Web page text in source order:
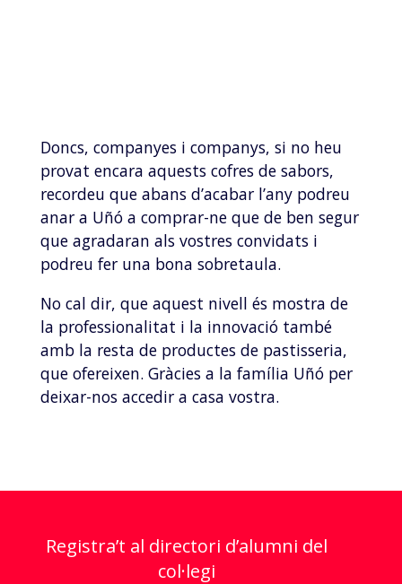
Doncs, companyes i companys, si no heu
provat encara aquests cofres de sabors,
recordeu que abans d’acabar l’any podreu
anar a Uñó a comprar-ne que de ben segur
que agradaran als vostres convidats i
podreu fer una bona sobretaula.
No cal dir, que aquest nivell és mostra de
la professionalitat i la innovació també
amb la resta de productes de pastisseria,
que ofereixen. Gràcies a la família Uñó per
deixar-nos accedir a casa vostra.
Registra’t al directori d’alumni del
col·legi